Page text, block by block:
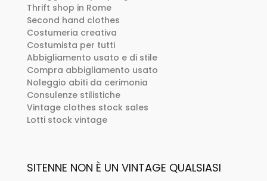
Thrift shop in Rome
Second hand clothes
Costumeria creativa
Costumista per tutti
Abbigliamento usato e di stile
Compra abbigliamento usato
Noleggio abiti da cerimonia
Consulenze stilistiche
Vintage clothes stock sales
Lotti stock vintage
SITENNE NON È UN VINTAGE QUALSIASI